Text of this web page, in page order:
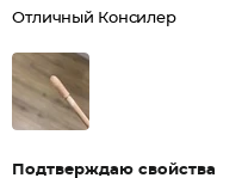
Отличный Консилер
Подтверждаю свойства